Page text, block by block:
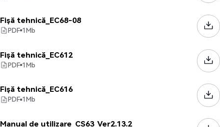
Fișă tehnică_EC68-08
PDF 1Mb
Fișă tehnică_EC612
PDF 1Mb
Fișă tehnică_EC616
PDF 1Mb
Manual de utilizare_CS63_Ver2.13.2